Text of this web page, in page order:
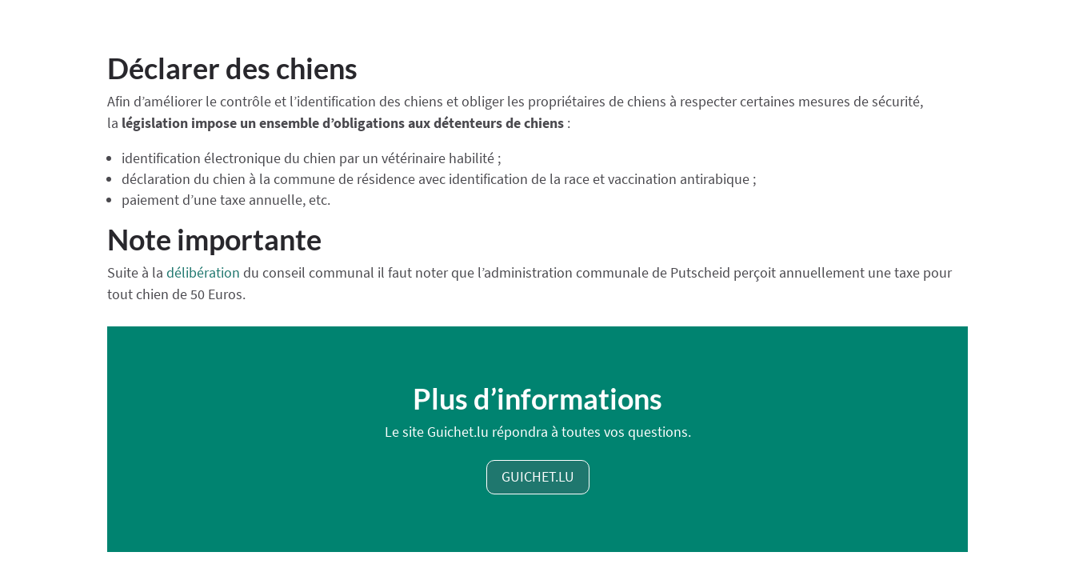
Déclarer des chiens
Afin d’améliorer le contrôle et l’identification des chiens et obliger les propriétaires de chiens à respecter certaines mesures de sécurité,
la législation impose unensemble d’obligations aux détenteurs de chiens :
identification électronique du chien par un vétérinaire habilité ;
déclaration du chien à la commune de résidence avec identification de la race et vaccination antirabique ;
paiement d’une taxe annuelle, etc.
Note importante
Suite à la délibération du conseil communal il faut noter que l’administration communale de Putscheid perçoit annuellement une taxe pour
tout chien de 50 Euros.
Plus d’informations
Le site Guichet.lu répondra à toutes vos questions.
GUICHET.LU